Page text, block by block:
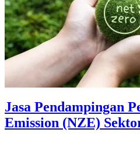
Jasa Pendampingan
Emission (NZE)